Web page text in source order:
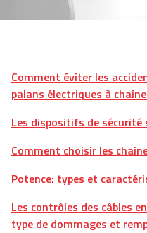
Comment éviter les
palans électriques à
Les dispositifs de sécurité
Comment choisir les
Potence: types et
Les contrôles des câbles
type de dommages et